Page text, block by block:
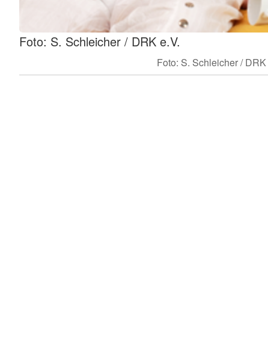
Foto: S. Schleicher / DRK e.V.
Foto: S. Schleicher / DRK